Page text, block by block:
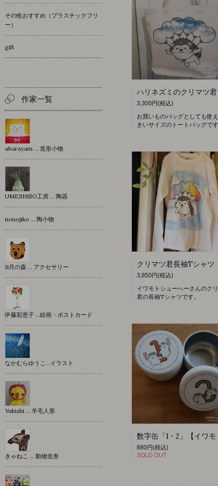
3,300円(税込)
お買いものバッグとしても使
きいサイズのトートバッグで
3,850円(税込)
イワモトシューへーさんのク
君の長袖Tシャツです。
880円(税込)
SOLD OUT
その他おすすめ（プラスチックフリ
ー）
gift
作家一覧
abarayam … 造形小物
UMESHISO工房 … 陶器
nonojiko ... 陶小物
11月の森 … アクセサリー
伊藤彩恵子 …絵画・ポストカード
なかむらゆうこ…イラスト
Yukiahi … 羊毛人形
きゃねこ … 動物造形